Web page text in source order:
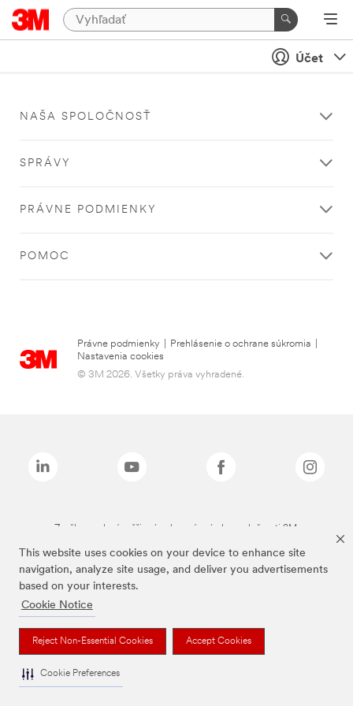
This website uses cookies on your device to enhance site
navigation, analyze site usage, and deliver you advertisements
based on your interests.
Cookie Notice
Reject Non-Essential Cookies Accept Cookies
Cookie Preferences
Účet
NAŠA SPOLOČNOSŤ
SPRÁVY
PRÁVNE PODMIENKY
POMOC
Právne podmienky Prehlásenie o ochrane súkromia
Nastavenia cookies
© 3M 2026. Všetky práva vyhradené.
Značky uvedené vyššie sú ochranné známky spoločnosti 3M.